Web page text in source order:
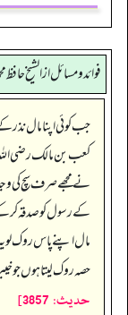
فوائد ومسائل از الشيخ حافظ
جب کوئی اپنا مال نذر
کعب بن مالک رضی
نے مجھے صرف سچ کی
کے رسول کو صدقہ
مال اپنے پاس روک لو
حصہ روک لیتا ہوں جو
حدیث: 3857]